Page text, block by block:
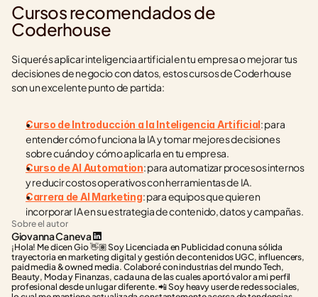
Cursos recomendados de
Coderhouse
Si querés aplicar inteligencia artificial en tu empresa o mejorar tus
decisiones de negocio con datos, estos cursos de Coderhouse
son un excelente punto de partida:
Curso de Introducción a la Inteligencia Artificial: para
entender cómo funciona la IA y tomar mejores decisiones
sobre cuándo y cómo aplicarla en tu empresa.
Curso de AI Automation: para automatizar procesos internos
y reducir costos operativos con herramientas de IA.
Carrera de AI Marketing: para equipos que quieren
incorporar IA en su estrategia de contenido, datos y campañas.
Sobre el autor
Giovanna Caneva
¡Hola! Me dicen Gio 👋🏽 Soy Licenciada en Publicidad con una sólida
trayectoria en marketing digital y gestión de contenidos UGC, influencers,
paid media & owned media. Colaboré con industrias del mundo Tech,
Beauty, Moda y Finanzas, cada una de las cuales aportó valor a mi perfil
profesional desde un lugar diferente. 📲 Soy heavy user de redes sociales,